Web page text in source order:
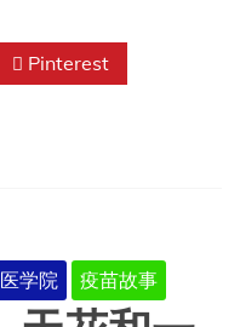
Pinterest
学院 疫苗故事